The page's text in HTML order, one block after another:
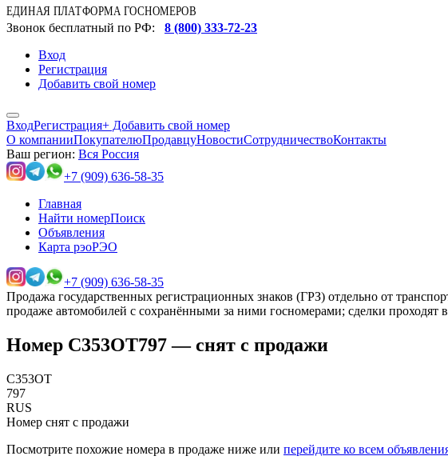
ЕДИНАЯ ПЛАТФОРМА ГОСНОМЕРОВ
Звонок бесплатный по РФ:
8 (800) 333-72-23
Вход
Регистрация
Добавить свой номер
ВходРегистрация+ Добавить свой номер
О компанииПокупателюПродавцуНовостиСотрудничествоКонтакты
Ваш регион: Вся Россия
+7 (909) 636-58-35
Главная
Найти номерПоиск
Объявления
Карта рэоРЭО
+7 (909) 636-58-35
Продажа государственных регистрационных знаков (ГРЗ) отдельно от
продаже автомобилей с сохранёнными за ними госномерами; сделки
Номер С353ОТ797—снят с продажи
С353ОТ
797
RUS
Номер снят с продажи
Посмотрите похожие номера в продаже ниже или перейдите ко всем